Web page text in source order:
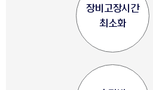
장비고장시간
최소화